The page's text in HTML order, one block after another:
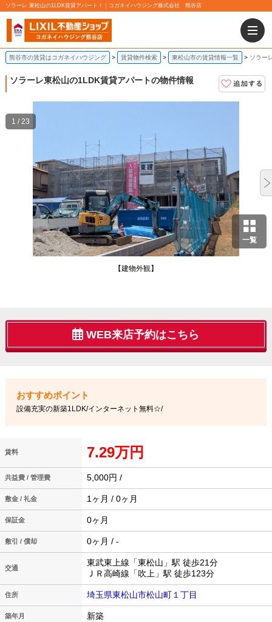
ソラーレ 東松山の1LDK賃貸アパート！｜コガネイハウジング株式会社 熊谷店
熊谷市の賃貸はコガネイハウジング 賃貸物件検索 東松山市の賃貸情報一覧 ソラー
ソラーレ東松山の1LDK賃貸アパートの物件情報
一覧
【建物外観】
1 / 23
WEB来店予約はこちら
設備充実の新築1LDK/インターネット無料☆/
賃料 7.29万円
共益費 / 管理費 5,000円 /
敷金 / 礼金 1ヶ月 / 0ヶ月
保証金 0ヶ月
敷引 / 償却 0ヶ月 / -
交通
東武東上線「東松山」駅 徒歩21分
ＪＲ高崎線「吹上」駅 徒歩123分
住所 埼玉県東松山市松山町１丁目
築年月 新築